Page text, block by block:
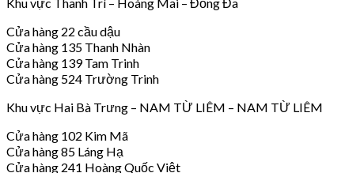
Cửa hàng 22 cầu dậu
Cửa hàng 135 Thanh Nhàn
Cửa hàng 139 Tam Trinh
Cửa hàng 524 Trường Trinh
Khu vực Hai Bà Trưng – NAM TỪ LIÊM – NAM TỪ LIÊM
Cửa hàng 102 Kim Mã
Cửa hàng 85 Láng Hạ
Cửa hàng 241 Hoàng Quốc Việt